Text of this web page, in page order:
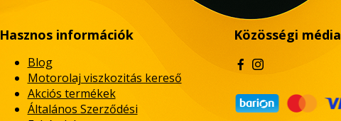
Hasznos információk
Blog
Motorolaj viszkozitás kereső
Akciós termékek
Általános Szerződési
Közösségi média